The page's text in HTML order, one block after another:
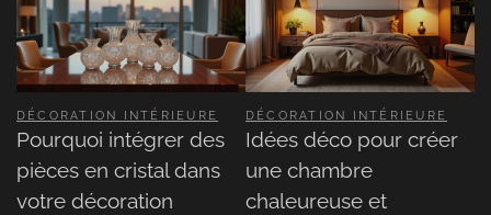
DÉCORATION INTÉRIEURE
Pourquoi intégrer des
pièces en cristal dans
votre décoration
DÉCORATION INTÉRIEURE
Idées déco pour créer
une chambre
chaleureuse et